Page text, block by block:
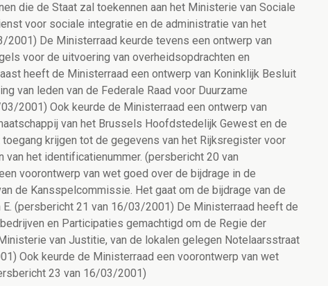
die de Staat zal toekennen aan het Ministerie van Sociale
voor sociale integratie en de administratie van het
De Ministerraad keurde tevens een ontwerp van
voor de uitvoering van overheidsopdrachten en
heeft de Ministerraad een ontwerp van Koninklijk Besluit
van leden van de Federale Raad voor Duurzame
2001) Ook keurde de Ministerraad een ontwerp van
van het Brussels Hoofdstedelijk Gewest en de
krijgen tot de gegevens van het Rijksregister voor
van het identificatienummer. (persbericht 20 van
voorontwerp van wet goed over de bijdrage in de
de Kansspelcommissie. Het gaat om de bijdrage van de
E. (persbericht 21 van 16/03/2001) De Ministerraad heeft de
en Participaties gemachtigd om de Regie der
van Justitie, van de lokalen gelegen Notelaarsstraat
Ook keurde de Ministerraad een voorontwerp van wet
23 van 16/03/2001)